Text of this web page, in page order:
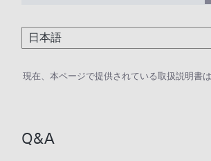
現在、本ページで提供されている取扱説明書は
Q&A